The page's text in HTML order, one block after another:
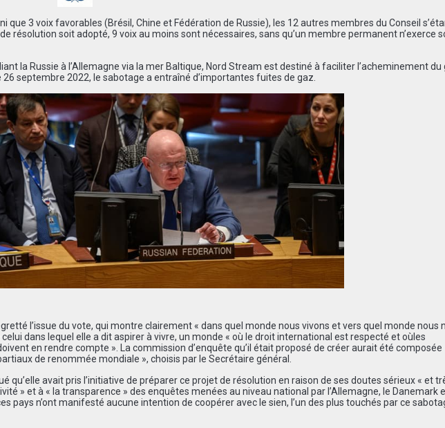
que 3 voix favorables (Brésil, Chine et Fédération de Russie), les 12 autres membres du Conseil
résolution soit adopté, 9 voix au moins sont nécessaires, sans qu’un membre permanent n’exerce
la Russie à l’Allemagne via la mer Baltique, Nord Stream est destiné à faciliter l’acheminement du
septembre 2022, le sabotage a entraîné d’importantes fuites de gaz.
l’issue du vote, qui montre clairement « dans quel monde nous vivons et vers quel monde nous
dans lequel elle a dit aspirer à vivre, un monde « où le droit international est respecté et où les
en rendre compte ». La commission d’enquête qu’il était proposé de créer aurait été composée
de renommée mondiale », choisis par le Secrétaire général.
qu’elle avait pris l’initiative de préparer ce projet de résolution en raison de ses doutes sérieux « et tr
é » età « la transparence » des enquêtes menées au niveau national par l ’Allemagne, le Danemark
pays n’ont manifesté aucune intention de coopérer avec le sien, l’un des plus touchés par ce